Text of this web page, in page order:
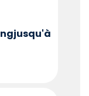
jusqu'à